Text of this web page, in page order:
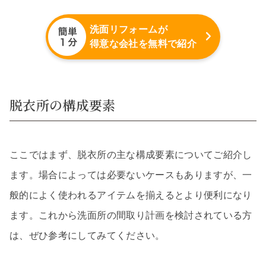
洗面リフォームが
得意な会社を無料で紹介
脱衣所の構成要素
ここではまず、脱衣所の主な構成要素についてご紹介し
ます。場合によっては必要ないケースもありますが、一
般的によく使われるアイテムを揃えるとより便利になり
ます。これから洗面所の間取り計画を検討されている方
は、ぜひ参考にしてみてください。